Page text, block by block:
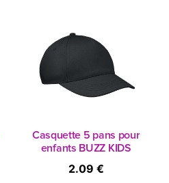
Casquette 5 pans pour
enfants BUZZ KIDS
2.09 €